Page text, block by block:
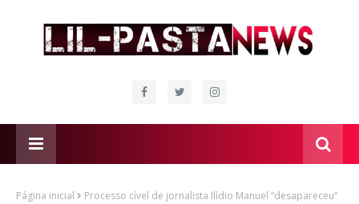
Página inicial
Processo cível de jornalista Ilídio Manuel “desapareceu”